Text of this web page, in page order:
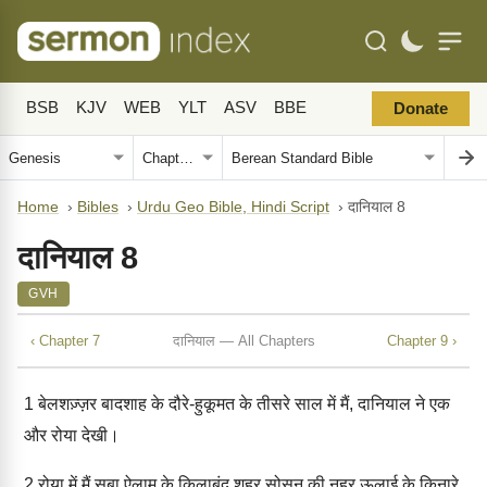
BSB KJV WEB YLT ASV BBE Donate
Home › Bibles › Urdu Geo Bible, Hindi Script › दानियाल 8
दानियाल 8
GVH
‹ Chapter 7 दानियाल — All Chapters Chapter 9 ›
1 बेलशज़्ज़र बादशाह के दौरे-हुकूमत के तीसरे साल में मैं, दानियाल ने एक
और रोया देखी।